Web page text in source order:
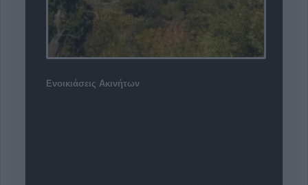
Ενοικιάσεις Ακινήτων